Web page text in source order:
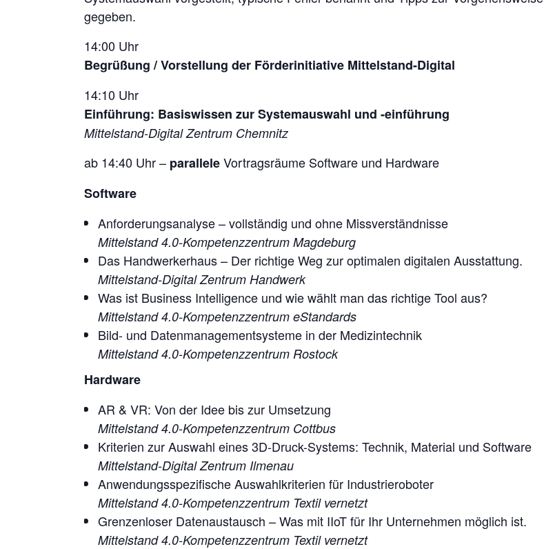
gegeben.
14:00 Uhr
Begrüßung / Vorstellung der Förderinitiative Mittelstand-Digital
14:10 Uhr
Einführung: Basiswissen zur Systemauswahl und -einführung
Mittelstand-Digital Zentrum Chemnitz
ab 14:40 Uhr – paralleleVortragsräume Software und Hardware
Software
Anforderungsanalyse – vollständig und ohne Missverständnisse
Mittelstand 4.0-Kompetenzzentrum Magdeburg
Das Handwerkerhaus – Der richtige Weg zur optimalen digitalen Ausstattung.
Mittelstand-Digital Zentrum Handwerk
Was ist Business Intelligence und wie wählt man das richtige Tool aus?
Mittelstand 4.0-Kompetenzzentrum eStandards
Bild- und Datenmanagementsysteme in der Medizintechnik
Mittelstand 4.0-Kompetenzzentrum Rostock
Hardware
AR & VR: Von der Idee bis zur Umsetzung
Mittelstand 4.0-Kompetenzzentrum Cottbus
Kriterien zur Auswahl eines 3D-Druck-Systems: Technik, Material und Software
Mittelstand-Digital Zentrum Ilmenau
Anwendungsspezifische Auswahlkriterien für Industrieroboter
Mittelstand 4.0-Kompetenzzentrum Textil vernetzt
Grenzenloser Datenaustausch – Was mit IIoT für Ihr Unternehmen möglich ist.
Mittelstand 4.0-Kompetenzzentrum Textil vernetzt